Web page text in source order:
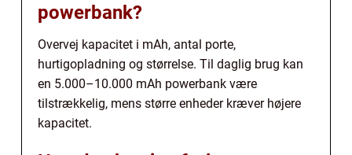
powerbank?
Overvej kapacitet i mAh, antal porte,
hurtigopladning og størrelse. Til daglig brug kan
en 5.000–10.000 mAh powerbank være
tilstrækkelig, mens større enheder kræver højere
kapacitet.